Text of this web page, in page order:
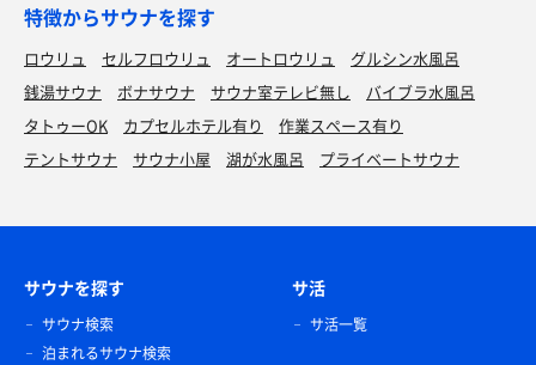
特徴からサウナを探す
ロウリュ セルフロウリュ オートロウリュ
グルシン水風呂
銭湯サウナ
ボナサウナ サウナ室テレビ無し
バイブラ水風呂
タトゥーOK
カプセルホテル有り
作業スペース有り
テントサウナ
サウナ小屋 湖が水風呂 プライベートサウナ
サウナを探す
サウナ検索
泊まれるサウナ検索
サ活
サ活一覧